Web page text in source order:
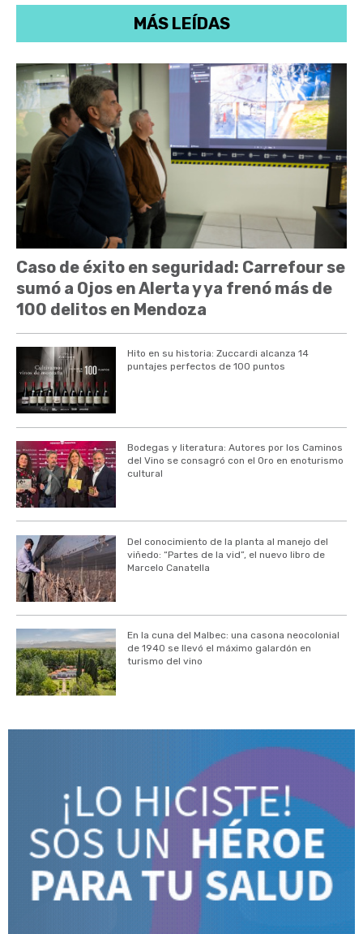
MÁS LEÍDAS
Caso de éxito en seguridad: Carrefour se
sumó a Ojos en Alerta y ya frenó más de
100 delitos en Mendoza
Hito en su historia: Zuccardi alcanza 14
puntajes perfectos de 100 puntos
Bodegas y literatura: Autores por los Caminos
del Vino se consagró con el Oro en enoturismo
cultural
Del conocimiento de la planta al manejo del
viñedo: “Partes de la vid”, el nuevo libro de
Marcelo Canatella
En la cuna del Malbec: una casona neocolonial
de 1940 se llevó el máximo galardón en
turismo del vino